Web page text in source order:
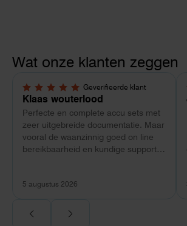
Wat onze klanten zeggen
Geverifieerde klant
5,0 van 5 sterren
Klaas wouterlood
Perfecte en complete accu sets met
zeer uitgebreide documentatie. Maar
vooral de waanzinnig goed on line
bereikbaarheid en kundige support
5 augustus 2026